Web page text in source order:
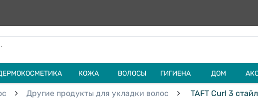
КОЖА ВОЛОСЫ ГИГИЕНА ДОМ
Другие продукты для укладки волос TAFT Curl 3